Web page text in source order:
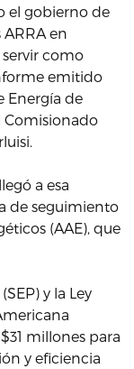
el gobierno de
en
como
emitido
Energía de
Comisionado
a esa
de seguimiento
(AAE), que
y la Ley
millones para
y eficiencia